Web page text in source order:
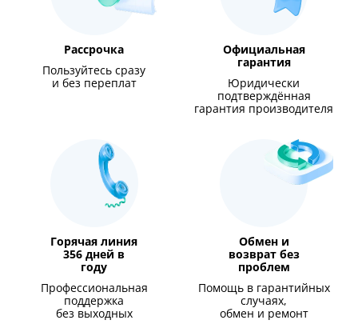
Рассрочка
Пользуйтесь сразу
и без переплат
Официальная
гарантия
Юридически
подтверждённая
гарантия производителя
Горячая линия
356 дней в
году
Профессиональная
поддержка
без выходных
Обмен и
возврат без
проблем
Помощь в гарантийных
случаях,
обмен и ремонт